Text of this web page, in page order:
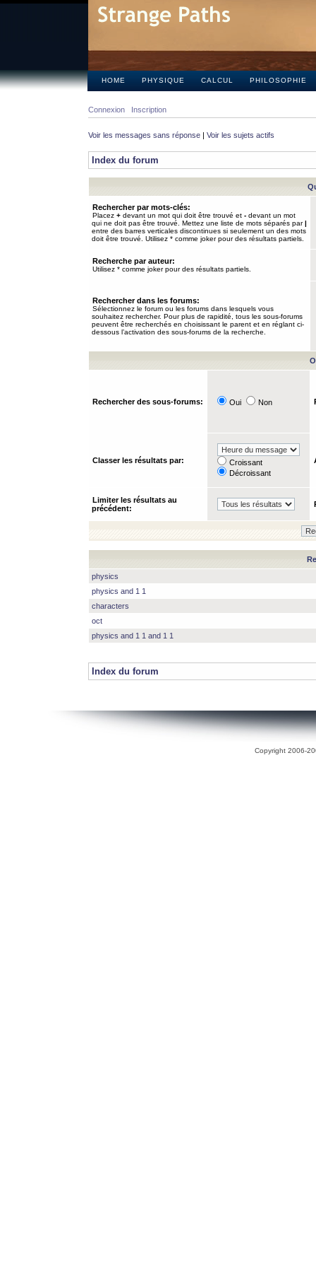
HOME PHYSIQUE CALCUL PHILOSOPHIE
Connexion Inscription
Voir les messages sans réponse | Voir les sujets actifs
Index du forum
Rechercher par mots-clés:
Placez + devant un mot qui doit être trouvé et - devant un mot
qui ne doit pas être trouvé. Mettez une liste de mots séparés par|
entre des barres verticales discontinues si seulement un des mots
doit être trouvé. Utilisez * comme joker pour des résultats partiels.
Recherche par auteur:
Utilisez * comme joker pour des résultats partiels.
Rechercher dans les forums:
Sélectionnez le forum ou les forums dans lesquels vous
souhaitez rechercher. Pour plus de rapidité, tous les sous-forums
peuvent être recherchés en choisissant le parent et en réglant ci-
dessous l’activation des sous-forums de la recherche.
Rechercher des sous-forums: Oui Non
Classer les résultats par:
Croissant
Décroissant
Limiter les résultats au
précédent:
physics
physics and 1 1
characters
oct
physics and 1 1 and 1 1
Index du forum
Copyright 2006-